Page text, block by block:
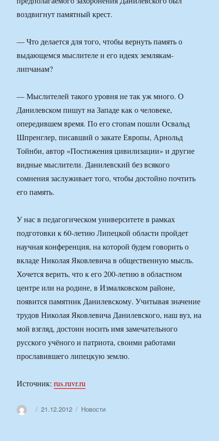
воздвигнут памятный крест.
— Что делается для того, чтобы вернуть память о
выдающемся мыслителе и его идеях землякам-
липчанам?
— Мыслителей такого уровня не так уж много. О
Данилевском пишут на Западе как о человеке,
опередившем время. По его стопам пошли Освальд
Шпренглер, писавший о закате Европы, Арнольд
Тойнби, автор «Постижения цивилизации» и другие
видные мыслители. Данилевский без всякого
сомнения заслуживает того, чтобы достойно почтить
его память.
У нас в педагогическом университете в рамках
подготовки к 60-летию Липецкой области пройдет
научная конференция, на которой будем говорить о
вкладе Николая Яковлевича в общественную мысль.
Хочется верить, что к его 200-летию в областном
центре или на родине, в Измалковском районе,
появится памятник Данилевскому. Учитывая значение
трудов Николая Яковлевича Данилевского, наш вуз, на
мой взгляд, достоин носить имя замечательного
русского учёного и патриота, своими работами
прославившего липецкую землю.
Источник:rus.ruvr.ru
АвторОпубликовано
21.12.2012 Рубрики
Новости